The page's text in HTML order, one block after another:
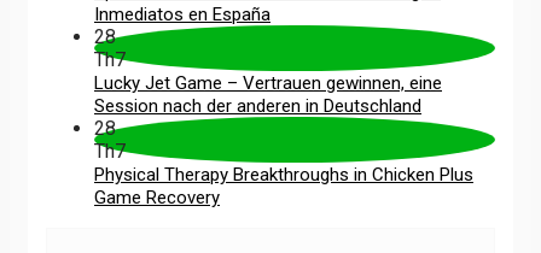
Inmediatos en España
28
Th7
Lucky Jet Game – Vertrauen gewinnen, eine
Session nach der anderen in Deutschland
28
Th7
Physical Therapy Breakthroughs in Chicken Plus
Game Recovery